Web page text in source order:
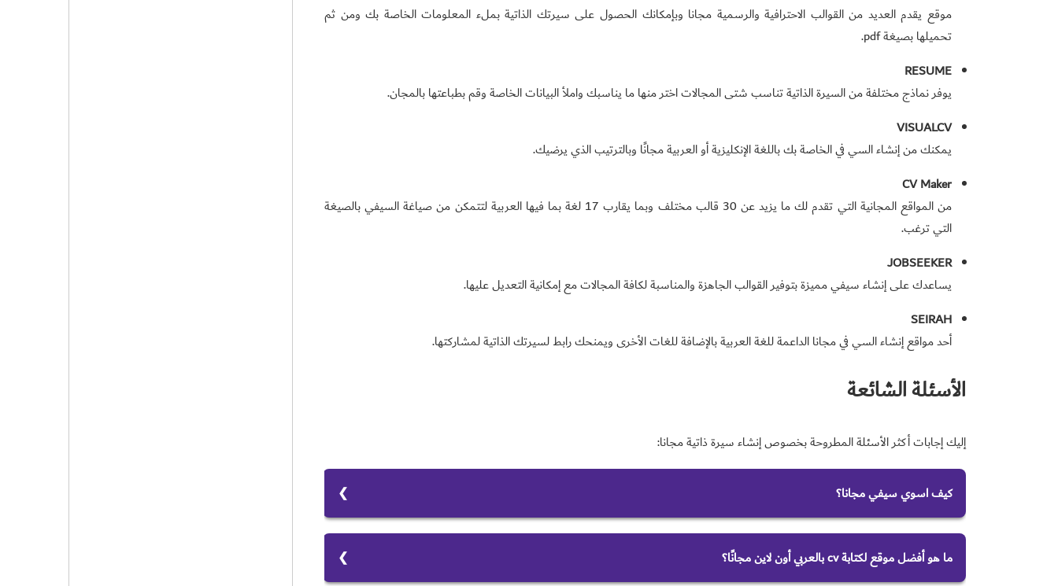
موقع يقدم العديد من القوالب الاحترافية والرسمية مجانا وبإمكانك الحصول على سيرتك الذاتية بملء المعلومات الخاصة بك ومن ثم
تحميلها بصيغة pdf.
RESUME
يوفر نماذج مختلفة من السيرة الذاتية تناسب شتى المجالات اختر منها ما يناسبك واملأ البيانات الخاصة وقم بطباعتها بالمجان.
VISUALCV
يمكنك من إنشاء السي في الخاصة بك باللغة الإنكليزية أو العربية مجانًا وبالترتيب الذي يرضيك.
CVMaker
من المواقع المجانية التي تقدم لك ما يزيد عن 30 قالب مختلف وبما يقارب 17 لغة بما فيها العربية لتتمكن من صياغة السيفي بالصيغة
التي ترغب.
JOBSEEKER
يساعدك على إنشاء سيفي مميزة بتوفير القوالب الجاهزة والمناسبة لكافة المجالات مع إمكانية التعديل عليها.
SEIRAH
أحد مواقع إنشاء السي في مجانا الداعمة للغة العربية بالإضافة للغات الأخرى ويمنحك رابط لسيرتك الذاتية لمشاركتها.
الأسئلة الشائعة
إليك إجابات أكثر الأسئلة المطروحة بخصوص إنشاء سيرة ذاتية مجانا:
كيف اسوي سيفي مجانا؟
لعمل سيفي مجانا اتبع الخطوات الآتية:
ما هو أفضل موقع لكتابة cv بالعربي أون لاين مجانًا؟